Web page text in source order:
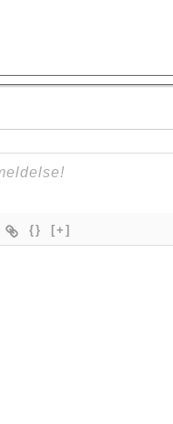
{} [+]